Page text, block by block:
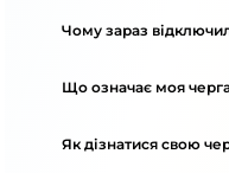
Чому зараз
Що означає моя
Як дізнатися свою